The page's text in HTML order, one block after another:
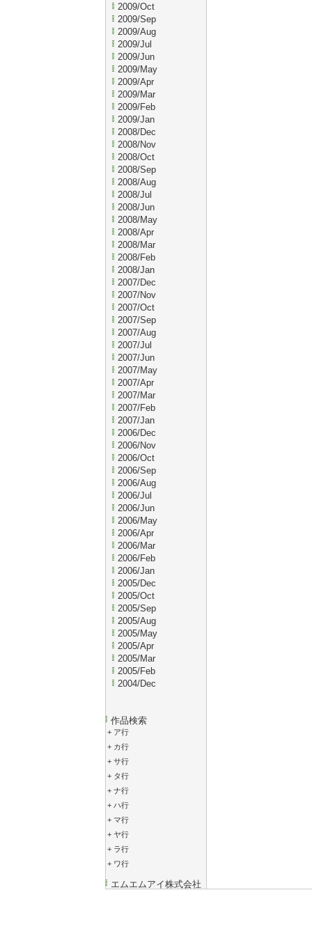
2009/Oct
2009/Sep
2009/Aug
2009/Jul
2009/Jun
2009/May
2009/Apr
2009/Mar
2009/Feb
2009/Jan
2008/Dec
2008/Nov
2008/Oct
2008/Sep
2008/Aug
2008/Jul
2008/Jun
2008/May
2008/Apr
2008/Mar
2008/Feb
2008/Jan
2007/Dec
2007/Nov
2007/Oct
2007/Sep
2007/Aug
2007/Jul
2007/Jun
2007/May
2007/Apr
2007/Mar
2007/Feb
2007/Jan
2006/Dec
2006/Nov
2006/Oct
2006/Sep
2006/Aug
2006/Jul
2006/Jun
2006/May
2006/Apr
2006/Mar
2006/Feb
2006/Jan
2005/Dec
2005/Oct
2005/Sep
2005/Aug
2005/May
2005/Apr
2005/Mar
2005/Feb
2004/Dec
作品検索
+ ア行
+ カ行
+ サ行
+ タ行
+ ナ行
+ ハ行
+ マ行
+ ヤ行
+ ラ行
+ ワ行
エムエムアイ株式会社